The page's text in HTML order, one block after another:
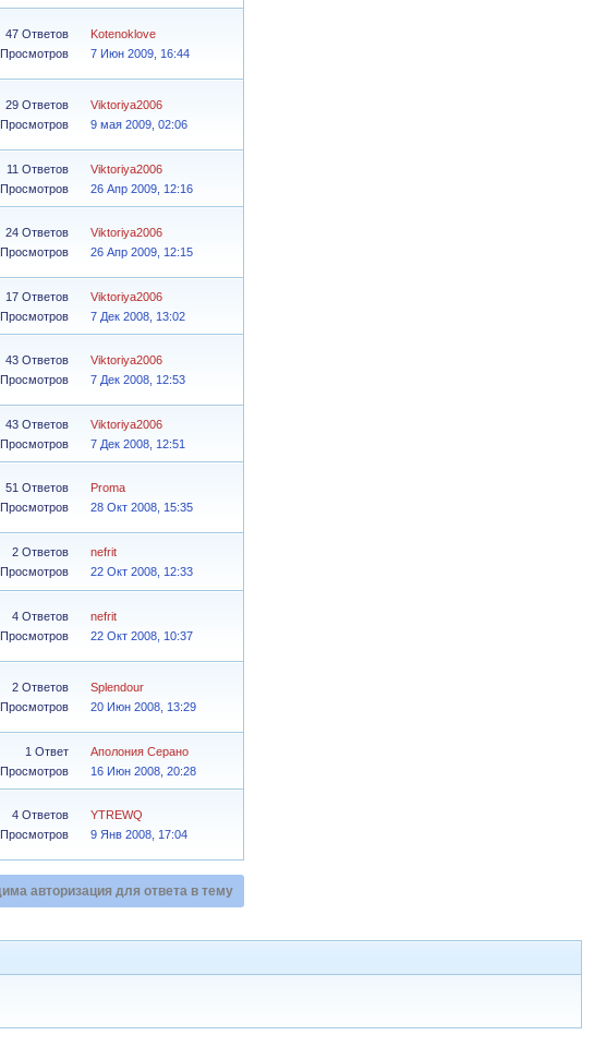
47 Ответов
Kotenoklove
7 Июн 2009, 16:44
29 Ответов
Viktoriya2006
9 мая 2009, 02:06
11 Ответов
Viktoriya2006
26 Апр 2009, 12:16
24 Ответов
Viktoriya2006
26 Апр 2009, 12:15
17 Ответов
Viktoriya2006
7 Дек 2008, 13:02
43 Ответов
Viktoriya2006
7 Дек 2008, 12:53
43 Ответов
Viktoriya2006
7 Дек 2008, 12:51
51 Ответов
Proma
28 Окт 2008, 15:35
2 Ответов
nefrit
22 Окт 2008, 12:33
4 Ответов
nefrit
22 Окт 2008, 10:37
2 Ответов
Splendour
20 Июн 2008, 13:29
1 Ответ
Аполония Серано
16 Июн 2008, 20:28
4 Ответов
YTREWQ
9 Янв 2008, 17:04
авторизация для ответа в тему